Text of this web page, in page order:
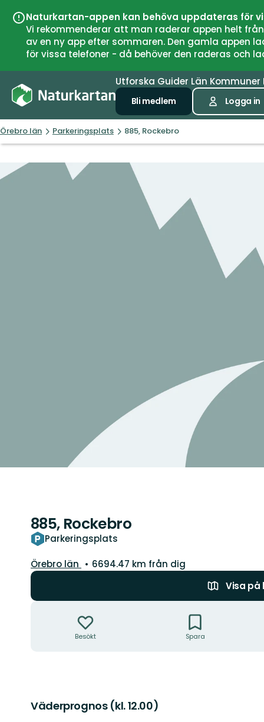
Naturkartan-appen kan behöva uppdateras för
Vi rekommenderar att man raderar appen helt
av en ny app efter sommaren. Den gamla
för vissa telefoner - då behöver den raderas och
Utforska Guider Län Kommuner
Bli medlem Logga in
Örebro län Parkeringsplats 885, Rockebro
885, Rockebro
Parkeringsplats
Län:
Örebro län
6694.47 km från dig
Visa på
Besökt Spara
Väderprognos (kl. 12.00)